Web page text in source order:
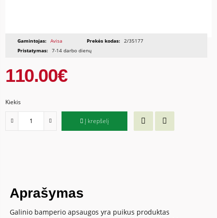
Gamintojas: Avisa Prekės kodas: 2/35177
Pristatymas: 7-14 darbo dienų
110.00€
Kiekis
Į krepšelį
Aprašymas
Galinio bamperio apsaugos yra puikus produktas